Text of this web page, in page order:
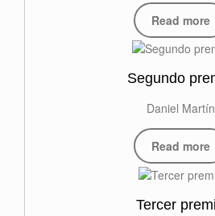
Read more
Segundo
Daniel Martín
Read more
Tercer